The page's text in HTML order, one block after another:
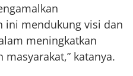
ini mendukung visi dan
meningkatkan
katanya.